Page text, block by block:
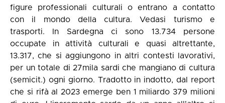
figure professionali culturali o entrano a contatto
con il mondo della cultura. Vedasi turismo e
trasporti. In Sardegna ci sono 13.734 persone
occupate in attività culturali e quasi altrettante,
13.317, che si aggiungono in altri contesti lavorativi,
per un totale di 27mila sardi che mangiano di cultura
(semicit.) ogni giorno. Tradotto in indotto, dal report
che si rifà al 2023 emerge ben 1 miliardo 379 milioni